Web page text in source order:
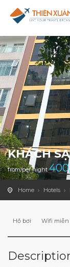
KHÁCH
from/per night
Home Hotels
Hồ bơi Wifi